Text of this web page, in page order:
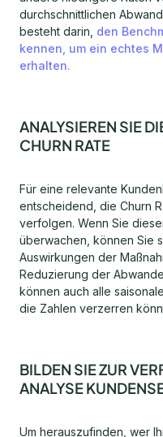
durchschnittlichen
besteht darin, den
kennen, um ein echtes
erhalten.
ANALYSIEREN SIE
CHURN RATE
Für eine relevante
entscheidend, die Churn
verfolgen. Wenn Sie
überwachen, können Sie
Auswirkungen der
Reduzierung der
können auch alle
die Zahlen verzerren
BILDEN SIE ZUR
ANALYSE
Um herauszufinden, wer